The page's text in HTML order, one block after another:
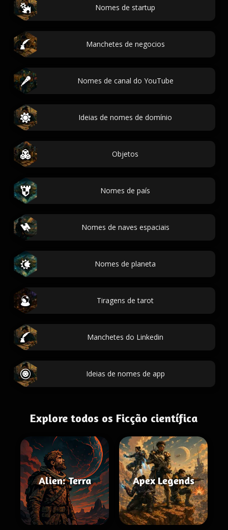
Nomes de startup
Manchetes de negocios
Nomes de canal do YouTube
Ideias de nomes de domínio
Objetos
Nomes de país
Nomes de naves espaciais
Nomes de planeta
Tiragens de tarot
Manchetes do Linkedin
Ideias de nomes de app
Explore todos os Ficção científica
Alien: Terra Apex Legends